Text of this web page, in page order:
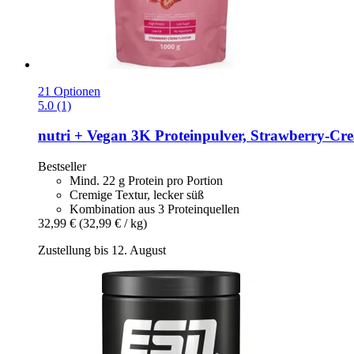
21 Optionen
5.0 (1)
nutri + Vegan 3K Proteinpulver, Strawberry-​
Bestseller
Mind. 22 g Protein pro Portion
Cremige Textur, lecker süß
Kombination aus 3 Proteinquellen
32,99 € (32,99 € / kg)
Zustellung bis 12. August